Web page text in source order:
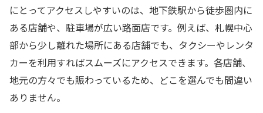
にとってアクセスしやすいのは、地下鉄駅から徒歩圏内に
ある店舗や、駐車場が広い路面店です。例えば、札幌中心
部から少し離れた場所にある店舗でも、タクシーやレンタ
カーを利用すればスムーズにアクセスできます。各店舗、
地元の方々でも賑わっているため、どこを選んでも間違い
ありません。